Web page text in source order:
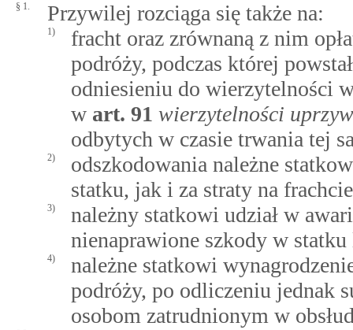
§ 1. Przywilej rozciąga się także na:
1)
fracht oraz zrównaną z nim
podróży, podczas której
odniesieniu do wierzytelności
w art. 91 wierzytelności
odbytych w czasie trwania tej
2)
odszkodowania należne
statku, jak i za straty na
3)
należny statkowi udział w
nienaprawione szkody w
4)
należne statkowi
podróży, po odliczeniu jednak
osobom zatrudnionym w